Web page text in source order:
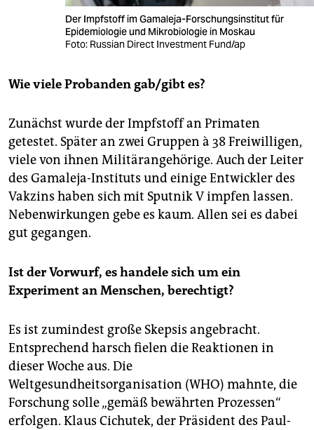
Der Impfstoff im Gamaleja-Forschungsinstitut für
Epidemiologie und Mikrobiologie in Moskau
Foto: Russian Direct Investment Fund/ap
Wie viele Probanden gab/gibt es?
Zunächst wurde der Impfstoff an Primaten
getestet. Später an zwei Gruppen à 38 Freiwilligen,
viele von ihnen Militärangehörige. Auch der Leiter
des Gamaleja-Instituts und einige Entwickler des
Vakzins haben sich mit Sputnik V impfen lassen.
Nebenwirkungen gebe es kaum. Allen sei es dabei
gut gegangen.
Ist der Vorwurf, es handele sich um ein
Experiment an Menschen, berechtigt?
Es ist zumindest große Skepsis angebracht.
Entsprechend harsch fielen die Reaktionen in
dieser Woche aus. Die
Weltgesundheitsorganisation (WHO) mahnte, die
Forschung solle „gemäß bewährten Prozessen“
erfolgen. Klaus Cichutek, der Präsident des Paul-